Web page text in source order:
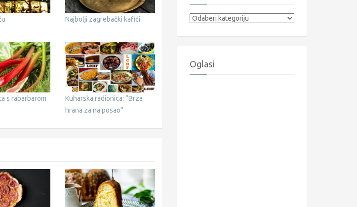
Najbolji zagrebački kafići
s rabarbarom
Kuharska radionica: “Brza
hrana za na posao”
Kategorije
Oglasi